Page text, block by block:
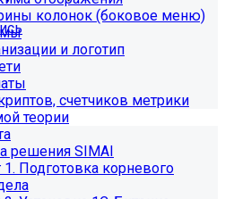
колонок (боковое меню)
и логотип
счетчиков метрики
теории
решения SIMAI
Подготовка корневого